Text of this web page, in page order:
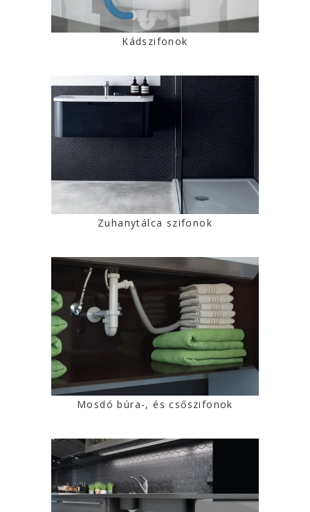
Kádszifonok
Zuhanytálca szifonok
Mosdó búra-, és csőszifonok